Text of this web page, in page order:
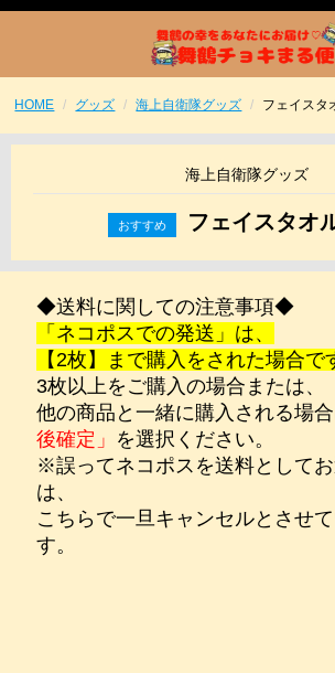
HOME グッズ 海上自衛隊グッズ フェイスタ
海上自衛隊グッズ
フェイスタオ
◆送料に関しての注意事項◆
「ネコポスでの発送」は、
【2枚】まで購入をされた場合で
3枚以上をご購入の場合または、
他の商品と一緒に購入される場
後確定」 を選択ください。
※誤ってネコポスを送料として
は、
こちらで一旦キャンセルとさせ
す。